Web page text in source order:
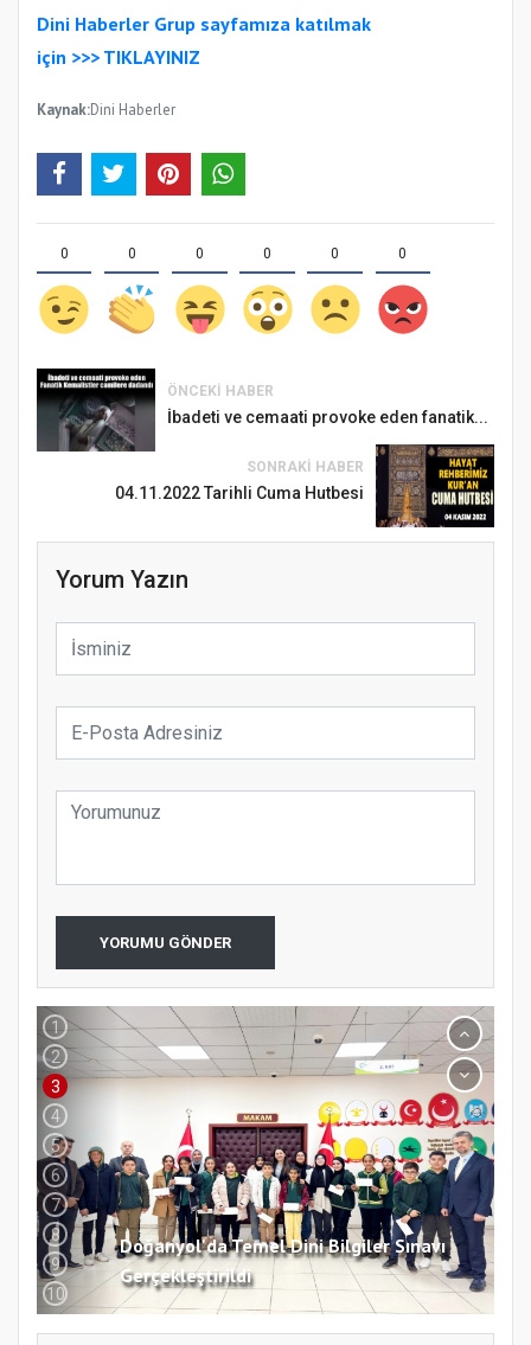
Dini Haberler Grup sayfamıza katılmak
için >>> TIKLAYINIZ
Kaynak:Dini Haberler
0 0 0 0 0 0
ÖNCEKI HABER
İbadeti ve cemaati provoke eden fanatik...
SONRAKI HABER
04.11.2022 Tarihli Cuma Hutbesi
Yorum Yazın
YORUMU GÖNDER
Samsun Atakum’da Ayasofya Camii
Türkiye’de insanlar dinle bağlarını
Samsun Atakum’da 15 Temmuz Programı
Doğanyol'da Temel Dini Bilgiler Sınavı
Gerçekleştirildi
1
2
3
4
5
6
7
8
9
10